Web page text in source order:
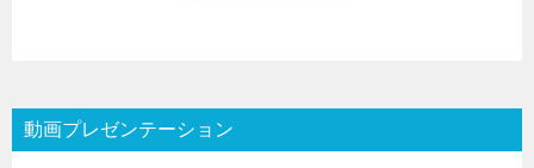
動画プレゼンテーション